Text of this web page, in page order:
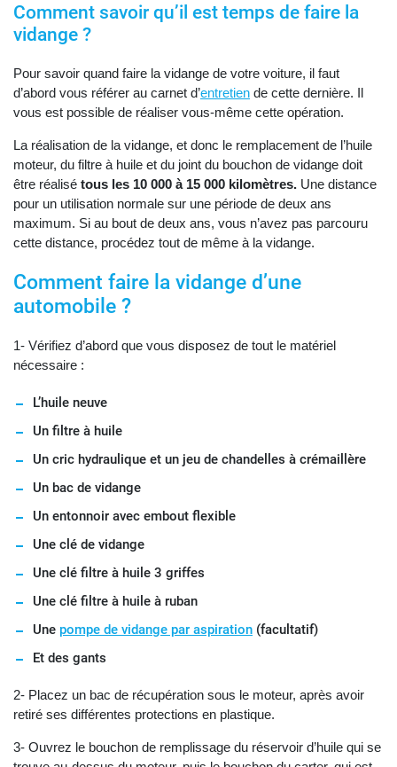
Comment savoir qu’il est temps de faire la
vidange ?
Pour savoir quand faire la vidange de votre voiture, il faut
d’abord vous référer au carnet d’entretien de cette dernière. Il
vous est possible de réaliser vous-même cette opération.
La réalisation de la vidange, et donc le remplacement de l’huile
moteur, du filtre à huile et du joint du bouchon de vidange doit
être réalisé tous les 10 000 à 15 000 kilomètres. Une distance
pour un utilisation normale sur une période de deux ans
maximum. Si au bout de deux ans, vous n’avez pas parcouru
cette distance, procédez tout de même à la vidange.
Comment faire la vidange d’une
automobile ?
1- Vérifiez d’abord que vous disposez de tout le matériel
nécessaire :
L’huile neuve
Un filtre à huile
Un cric hydraulique et un jeu de chandelles à crémaillère
Un bac de vidange
Un entonnoir avec embout flexible
Une clé de vidange
Une clé filtre à huile 3 griffes
Une clé filtre à huile à ruban
Une pompe de vidange par aspiration (facultatif)
Et des gants
2- Placez un bac de récupération sous le moteur, après avoir
retiré ses différentes protections en plastique.
3- Ouvrez le bouchon de remplissage du réservoir d’huile qui se